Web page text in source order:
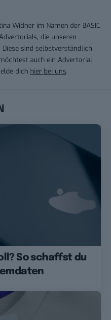
Widner im Namen der BASIC
die unseren
sind selbstverständlich
auch ein Advertorial
dich hier bei uns.
So schaffst du